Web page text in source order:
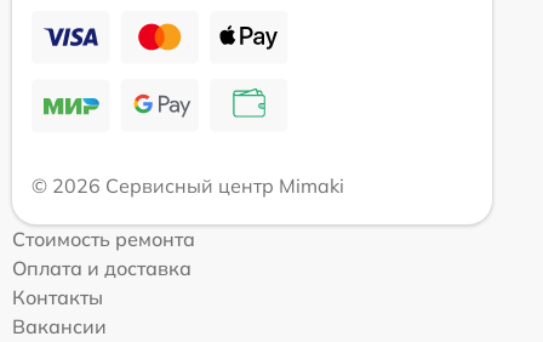
© 2026 Сервисный центр Mimaki
Стоимость ремонта
Оплата и доставка
Контакты
Вакансии